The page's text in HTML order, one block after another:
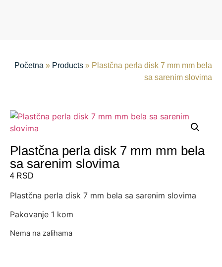
Početna » Products » Plastčna perla disk 7 mm mm bela
sa sarenim slovima
Plastčna perla disk 7 mm mm bela
sa sarenim slovima
4 RSD
Plastčna perla disk 7 mm bela sa sarenim slovima
Pakovanje 1 kom
Nema na zalihama